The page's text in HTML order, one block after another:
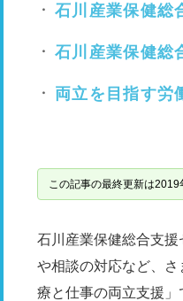
石川産業保健総
石川産業保健総
両立を目指す労
この記事の最終更新は2019
石川産業保健総合支
や相談の対応など、
療と仕事の両立支援」